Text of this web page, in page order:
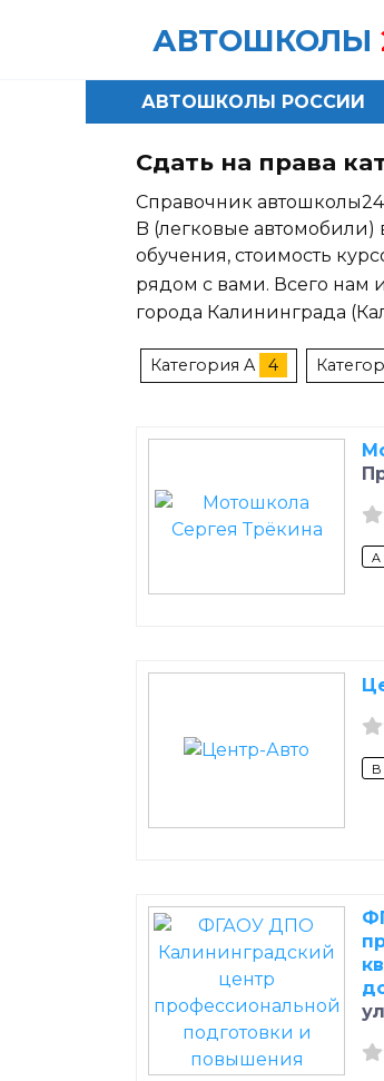
АВТОШКОЛЫ
АВТОШКОЛЫ РОССИИ
Сдать на права
Справочник автошколы24
B (легковые
обучения, стоимость
рядом с вами. Всего нам
города Калининграда
Категория A 4
A
B